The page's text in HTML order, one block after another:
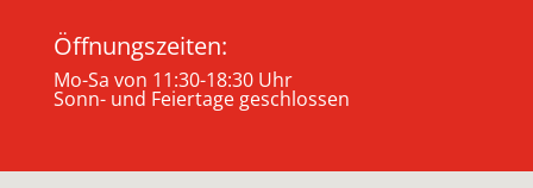
Öffnungszeiten:
Mo-Sa von 11:30-18:30 Uhr
Sonn- und Feiertage geschlossen